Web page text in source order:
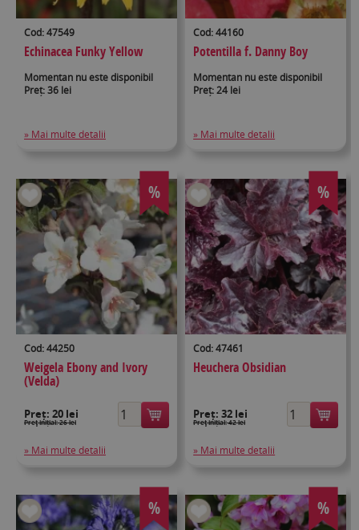
Cod: 47549
Echinacea Funky Yellow
Momentan nu este disponibil
Preț: 36 lei
» Mai multe detalii
Cod: 44160
Potentilla f. Danny Boy
Momentan nu este disponibil
Preț: 24 lei
» Mai multe detalii
%
Cod: 44250
Weigela Ebony and Ivory
(Velda)
Preț: 20 lei
Preţ inițial: 26 lei
» Mai multe detalii
%
Cod: 47461
Heuchera Obsidian
Preț:32 lei
Preţ inițial: 42 lei
» Mai multe detalii
% %